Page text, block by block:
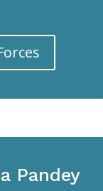
Pandey